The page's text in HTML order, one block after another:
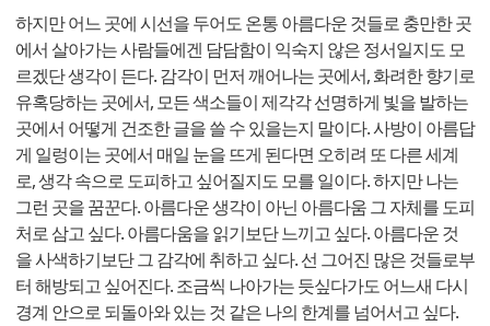
하지만 어느 곳에 시선을 두어도 온통 아름다운 것들로 충만한 곳
에서 살아가는 사람들에겐 담담함이 익숙지 않은 정서일지도 모
르겠단 생각이 든다. 감각이 먼저 깨어나는 곳에서, 화려한 향기로
유혹당하는 곳에서, 모든 색소들이 제각각 선명하게 빛을 발하는
곳에서 어떻게 건조한 글을 쓸 수 있을는지 말이다. 사방이 아름답
게 일렁이는 곳에서 매일 눈을 뜨게 된다면 오히려 또 다른 세계
로, 생각 속으로 도피하고 싶어질지도 모를 일이다. 하지만 나는
그런 곳을 꿈꾼다. 아름다운 생각이 아닌 아름다움 그 자체를 도피
처로 삼고 싶다. 아름다움을 읽기보단 느끼고 싶다. 아름다운 것
을 사색하기보단 그 감각에 취하고 싶다. 선 그어진 많은 것들로부
터 해방되고 싶어진다. 조금씩 나아가는 듯싶다가도 어느새 다시
경계 안으로 되돌아와 있는 것 같은 나의 한계를 넘어서고 싶다.